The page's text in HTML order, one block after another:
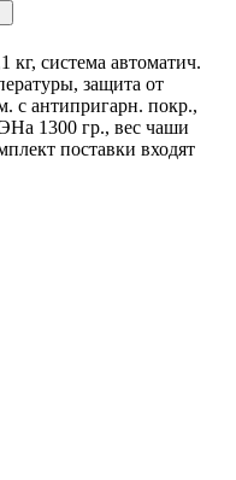
кг, система автоматич.
защита от
с антипригарн. покр.,
1300 гр., вес чаши
поставки входят